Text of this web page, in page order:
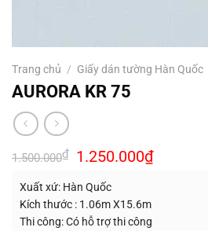
Trang chủ / Giấy dán tường Hàn Quốc
AURORA KR 75
1.500.000₫ Giá
gốc
1.500.000₫.
1.250.000₫Giá
hiện
Xuất xứ: Hàn Quốc
Kích thước : 1.06m X15.6m
Thi công: Có hỗ trợ thi công